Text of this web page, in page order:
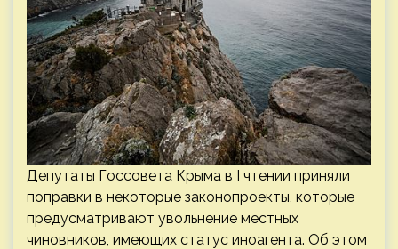
Депутаты Госсовета Крыма в I чтении приняли
поправки в некоторые законопроекты, которые
предусматривают увольнение местных
чиновников, имеющих статус иноагента. Об этом